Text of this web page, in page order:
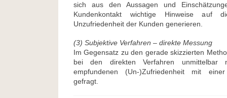
sich aus den Aussagen und
Kundenkontakt wichtige Hinweise auf
Unzufriedenheit der Kunden generieren.
(3) Subjektive Verfahren – direkte Messung
Im Gegensatz zu den gerade skizzierten
bei den direkten Verfahren unmittelbar
empfundenen (Un-)Zufriedenheit mit
gefragt.